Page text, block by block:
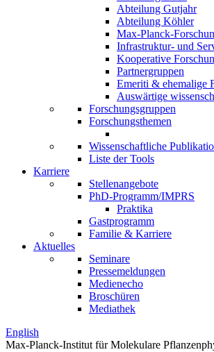
Abteilung Gutjahr
Abteilung Köhler
Max-Planck-
Infrastruktur- und
Kooperative
Partnergruppen
Emeriti & ehemalige
Auswärtige
Forschungsgruppen
Forschungsthemen
Wissenschaftliche
Liste der Tools
Karriere
Stellenangebote
PhD-Programm/IMPRS
Praktika
Gastprogramm
Familie & Karriere
Aktuelles
Seminare
Pressemeldungen
Medienecho
Broschüren
Mediathek
English
Max-Planck-Institut für Molekulare